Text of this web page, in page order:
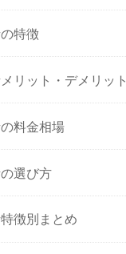
特徴
リット・デメリット
料金相場
選び方
徴別まとめ